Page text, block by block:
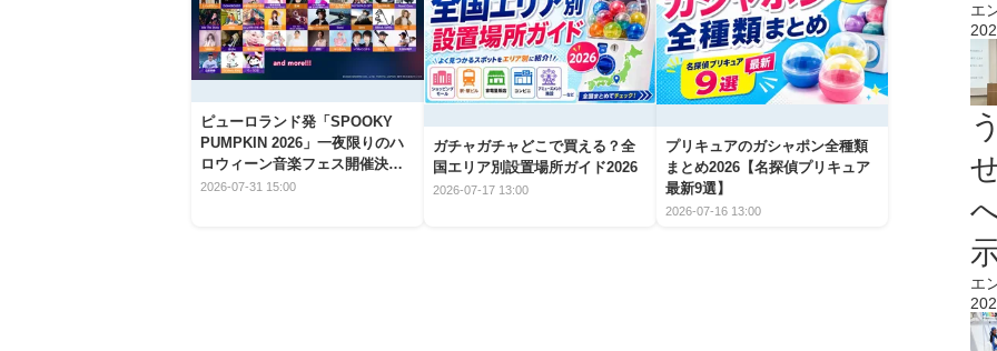
ピューロランド発「SPOOKY
PUMPKIN 2026」一夜限りのハ
ロウィーン音楽フェス開催決
定！
2026-07-31 15:00
ガチャガチャどこで買える？全
国エリア別設置場所ガイド2026
2026-07-17 13:00
プリキュアのガシャポン全種類
まとめ2026【名探偵プリキュア
最新9選】
2026-07-16 13:00
エ
エ